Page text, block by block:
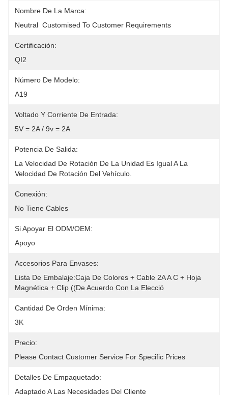
Nombre De La Marca:
Neutral  Customised To Customer Requirements
Certificación:
QI2
Número De Modelo:
A19
Voltado Y Corriente De Entrada:
5V = 2A / 9v = 2A
Potencia De Salida:
La Velocidad De Rotación De La Unidad Es Igual A La
Velocidad De Rotación Del Vehículo.
Conexión:
No Tiene Cables
Si Apoyar El ODM/OEM:
Apoyo
Accesorios Para Envases:
Lista De Embalaje:Caja De Colores + Cable 2A A C + Hoja
Magnética + Clip ((de Acuerdo Con La Elecció
Cantidad De Orden Mínima:
3K
Precio:
Please Contact Customer Service For Specific Prices
Detalles De Empaquetado:
Adaptado A Las Necesidades Del Cliente